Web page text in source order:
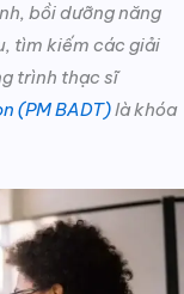
bồi dưỡng năng
tìm kiếm các giải
trình thạc sĩ
(PM BADT)là khóa